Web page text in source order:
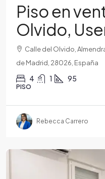
Piso en
Olvido,
Calle del Olvido,
de Madrid, 28026, España
4 1 95
PISO
Rebecca Carrero